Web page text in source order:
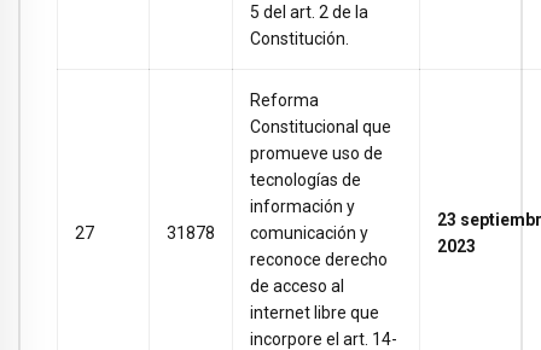
5 del art. 2 de la
Constitución.
27 31878
Reforma
Constitucional que
promueve uso de
tecnologías de
información y
comunicación y
reconoce derecho
de acceso al
internet libre que
incorpore el art. 14-
23
2023